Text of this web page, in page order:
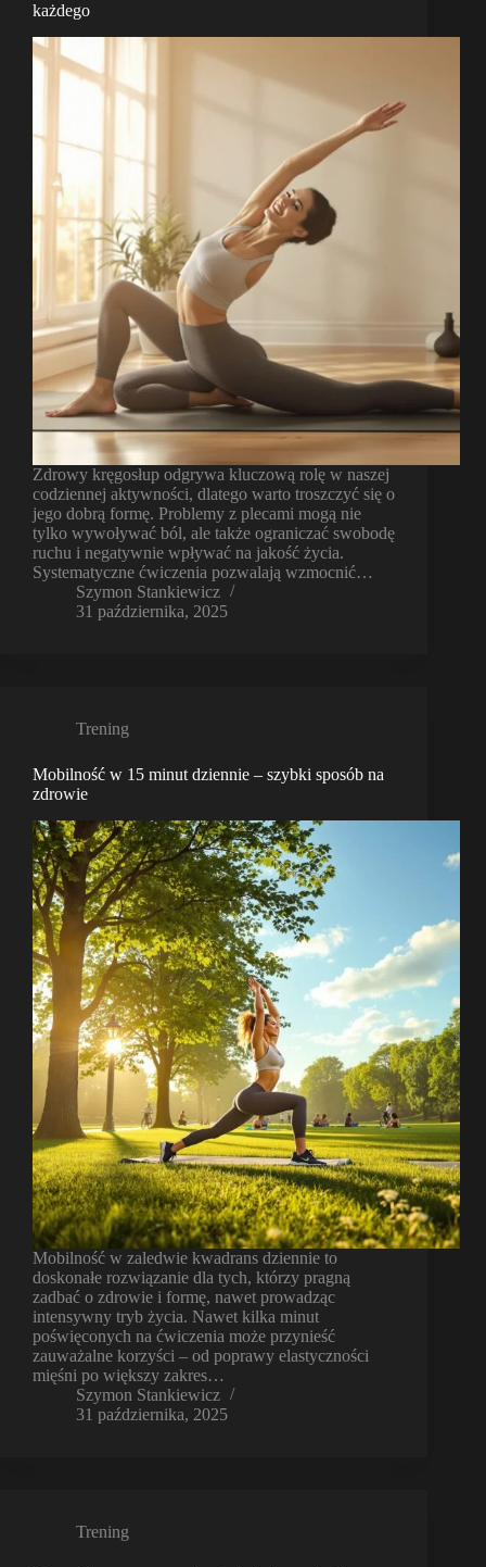
każdego
Zdrowy kręgosłup odgrywa kluczową rolę w naszej
codziennej aktywności, dlatego warto troszczyć się o
jego dobrą formę. Problemy z plecami mogą nie
tylko wywoływać ból, ale także ograniczać swobodę
ruchu i negatywnie wpływać na jakość życia.
Systematyczne ćwiczenia pozwalają wzmocnić…
Szymon Stankiewicz
31 października, 2025
Trening
Mobilność w 15 minut dziennie – szybki sposób na
zdrowie
Mobilność w zaledwie kwadrans dziennie to
doskonałe rozwiązanie dla tych, którzy pragną
zadbać o zdrowie i formę, nawet prowadząc
intensywny tryb życia. Nawet kilka minut
poświęconych na ćwiczenia może przynieść
zauważalne korzyści – od poprawy elastyczności
mięśni po większy zakres…
Szymon Stankiewicz
31 października, 2025
Trening